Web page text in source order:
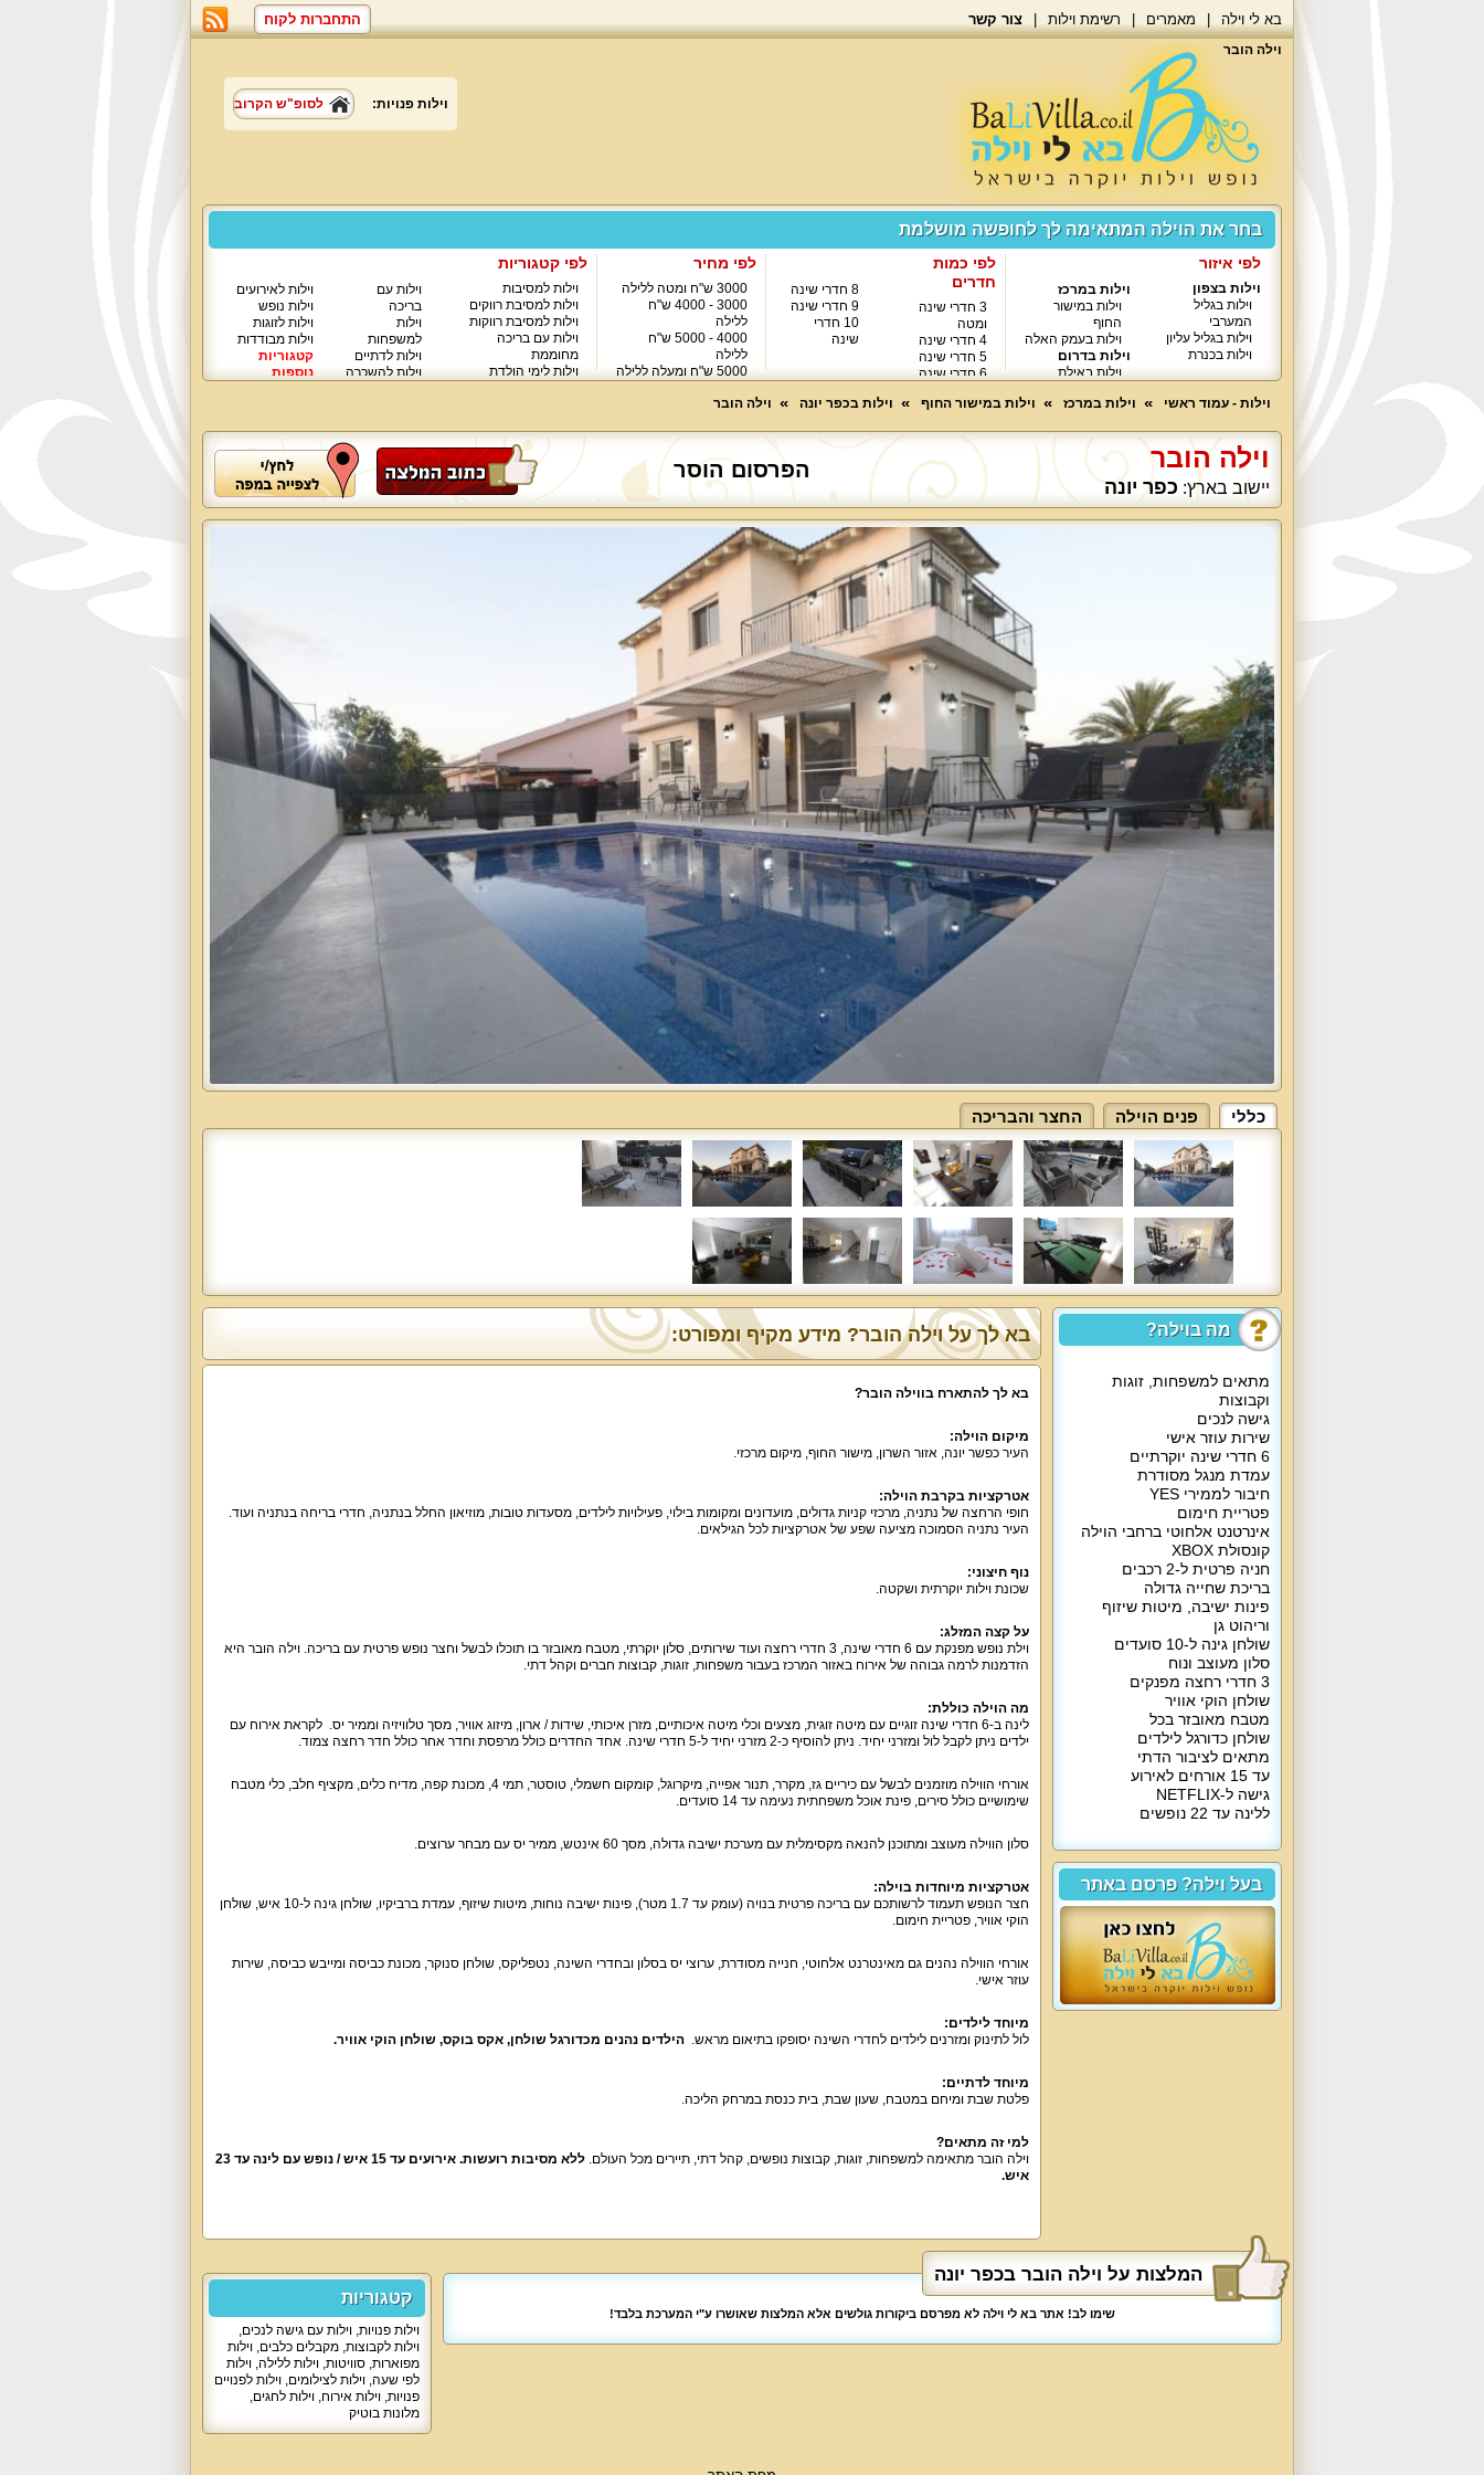
התחברות לקוח בא לי וילה מאמרים רשימת וילות צור קשר
וילה הובר
וילות פנויות: לסופ"ש הקרוב
בחר את הוילה המתאימה לך לחופשה מושלמת
לפי איזור
וילות בצפון
וילות בגליל
המערבי
וילות בגליל עליון
וילות בכנרת
וילות במרכז
וילות במישור
החוף
וילות בעמק האלה
וילות בדרום
וילות באילת
לפי כמות
חדרים
3 חדרי שינה
ומטה
4 חדרי שינה
5 חדרי שינה
6 חדרי שינה
8 חדרי שינה
9 חדרי שינה
10 חדרי
שינה
לפי מחיר
3000 ש"ח ומטה ללילה
3000 - 4000 ש"ח
ללילה
4000 - 5000 ש"ח
ללילה
5000 ש"ח ומעלה ללילה
לפי קטגוריות
וילות למסיבות
וילות למסיבת רווקים
וילות למסיבת רווקות
וילות עם בריכה
מחוממת
וילות לימי הולדת
וילות עם
בריכה
וילות
למשפחות
וילות לדתיים
וילות להשכרה
וילות לאירועים
וילות נופש
וילות לזוגות
וילות מבודדות
קטגוריות
נוספות
וילות - עמוד ראשי
וילות במרכז וילות במישור החוף וילות בכפר יונה וילה הובר
וילה הובר
יישוב בארץ: כפר יונה
הפרסום הוסר
כללי פנים הוילה החצר והבריכה
מה בוילה?
מתאים למשפחות, זוגות
וקבוצות
גישה לנכים
שירות עוזר אישי
6 חדרי שינה יוקרתיים
עמדת מנגל מסודרת
חיבור לממירי YES
פטריית חימום
אינרטנט אלחוטי ברחבי הוילה
קונסולת XBOX
חניה פרטית ל-2 רכבים
בריכת שחייה גדולה
פינות ישיבה, מיטות שיזוף
וריהוט גן
שולחן גינה ל-10 סועדים
סלון מעוצב ונוח
3 חדרי רחצה מפנקים
שולחן הוקי אוויר
מטבח מאובזר בכל
שולחן כדורגל לילדים
מתאים לציבור הדתי
עד 15 אורחים לאירוע
גישה ל-NETFLIX
ללינה עד 22 נופשים
בעל וילה? פרסם באתר
בא לך על וילה הובר? מידע מקיף ומפורט:
בא לך להתארח בווילה הובר?
מיקום הוילה:
העיר כפשר יונה, אזור השרון, מישור החוף, מיקום מרכזי.
אטרקציות בקרבת הוילה:
חופי הרחצה של נתניה, מרכזי קניות גדולים, מועדונים ומקומות בילוי, פעילויות לילדים, מסעדות טובות, מוזיאון החלל בנתניה, חדרי בריחה בנתניה ועוד.
העיר נתניה הסמוכה מציעה שפע של אטרקציות לכל הגילאים.
נוף חיצוני:
שכונת וילות יוקרתית ושקטה.
על קצה המזלג:
וילת נופש מפנקת עם 6 חדרי שינה, 3 חדרי רחצה ועוד שירותים, סלון יוקרתי, מטבח מאובזר בו תוכלו לבשל וחצר נופש פרטית עם בריכה. וילה הובר היא
הזדמנות לרמה גבוהה של אירוח באזור המרכז בעבור משפחות, זוגות, קבוצות חברים וקהל דתי.
מה הוילה כוללת:
לינה ב-6 חדרי שינה זוגיים עם מיטה זוגית, מצעים וכלי מיטה איכותיים, מזרן איכותי, שידות / ארון, מיזוג אוויר, מסך טלוויזיה וממיר יס. לקראת אירוח עם
ילדים ניתן לקבל לול ומזרני יחיד. ניתן להוסיף כ-2 מזרני יחיד ל-5 חדרי שינה. אחד החדרים כולל מרפסת וחדר אחר כולל חדר רחצה צמוד.
אורחי הווילה מוזמנים לבשל עם כיריים גז, מקרר, תנור אפייה, מיקרוגל, קומקום חשמלי, טוסטר, תמי 4, מכונת קפה, מדיח כלים, מקציף חלב, כלי מטבח
שימושיים כולל סירים, פינת אוכל משפחתית נעימה עד 14 סועדים.
סלון הווילה מעוצב ומתוכנן להנאה מקסימלית עם מערכת ישיבה גדולה, מסך 60 אינטש, ממיר יס עם מבחר ערוצים.
אטרקציות מיוחדות בוילה:
חצר הנופש תעמוד לרשותכם עם בריכה פרטית בנויה (עומק עד 1.7 מטר), פינות ישיבה נוחות, מיטות שיזוף, עמדת ברביקיו, שולחן גינה ל-10 איש, שולחן
הוקי אוויר, פטריית חימום.
אורחי הווילה נהנים גם מאינטרנט אלחוטי, חנייה מסודרת, ערוצי יס בסלון ובחדרי השינה, נטפליקס, שולחן סנוקר, מכונת כביסה ומייבש כביסה, שירות
עוזר אישי.
מיוחד לילדים:
לול לתינוק ומזרנים לילדים לחדרי השינה יסופקו בתיאום מראש. הילדים נהנים מכדורגל שולחן, אקס בוקס, שולחן הוקי אוויר.
מיוחד לדתיים:
פלטת שבת ומיחם במטבח, שעון שבת, בית כנסת במרחק הליכה.
למי זה מתאים?
וילה הובר מתאימה למשפחות, זוגות, קבוצות נופשים, קהל דתי, תיירים מכל העולם.
ללא מסיבות רועשות. אירועים עד 15 איש / נופש עם לינה עד 23
איש.
המלצות על וילה הובר בכפר יונה
שימו לב! אתר בא לי וילה לא מפרסם ביקורות גולשים אלא המלצות שאושרו ע"י המערכת בלבד!
קטגוריות
וילות פנויות, וילות עם גישה לנכים,
וילות לקבוצות, מקבלים כלבים, וילות
מפוארות, סוויטות, וילות ללילה, וילות
לפי שעה, וילות לצילומים, וילות לפנויים
פנויות, וילות אירוח, וילות לחגים,
מלונות בוטיק